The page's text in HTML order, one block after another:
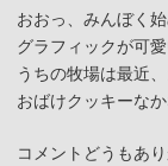
おおっ、みんぼく
グラフィックが可
うちの牧場は最近
おばけクッキーな
コメントどうもあ